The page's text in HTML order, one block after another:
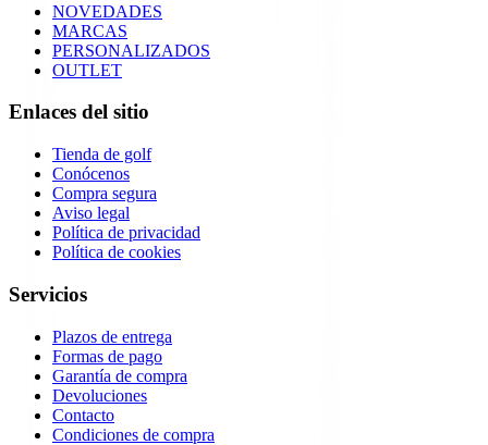
NOVEDADES
MARCAS
PERSONALIZADOS
OUTLET
Enlaces del sitio
Tienda de golf
Conócenos
Compra segura
Aviso legal
Política de privacidad
Política de cookies
Servicios
Plazos de entrega
Formas de pago
Garantía de compra
Devoluciones
Contacto
Condiciones de compra